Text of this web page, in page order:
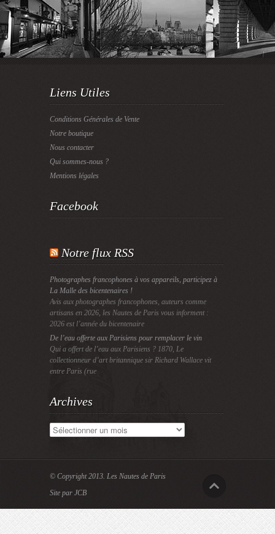
Liens Utiles
Conditions Générales de Vente
Notre boutique
Nous contacter
Qui sommes-nous ?
Mentions légales
Facebook
Notre flux RSS
Photographes francophones à vos appareils, participez à
La Malle des bicentenaires !
Avis aux photographes francophones, auteurs comme
artisans en 2026, les Nautes de Paris vous informent :
2026 est l’année du bicentenaire
De l’eau offerte aux Parisiens pour remplacer le vin
Qui a offert de l’eau aux Parisiens ? 1870, Le
collectionneur d’art britannique sir Richard Wallace vit
entre Paris (rue
Archives
Archives
© Copyright 2013. Les Nautes de Paris
Site par JCB